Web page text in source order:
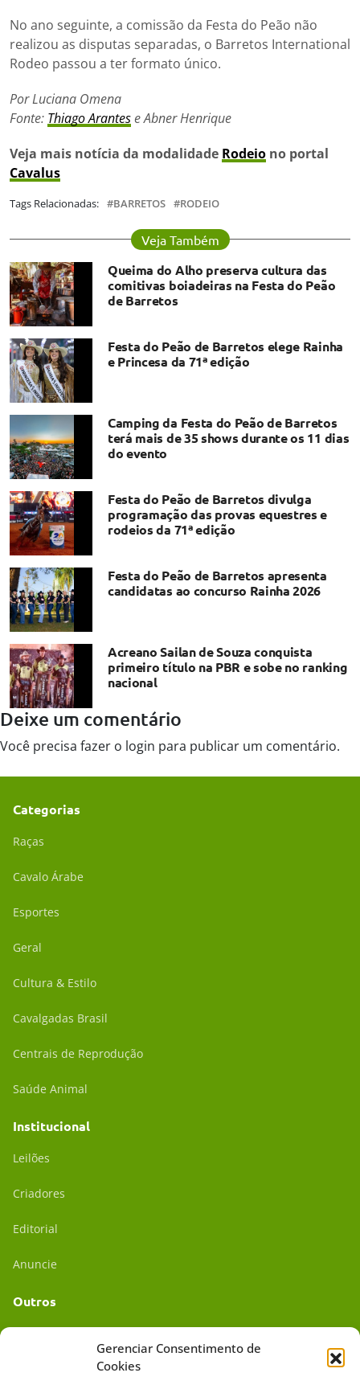
Gerenciar Consentimento de
Cookies
No ano seguinte, a comissão da Festa do Peão não
realizou as disputas separadas, o Barretos International
Rodeo passou a ter formato único.
Por Luciana Omena
Fonte: Thiago Arantese Abner Henrique
Veja mais notícia da modalidade Rodeio no portal
Cavalus
Tags Relacionadas: BARRETOS RODEIO
Veja Também
Queima do Alho preserva cultura das
comitivas boiadeiras na Festa do Peão
de Barretos
Festa do Peão de Barretos elege Rainha
e Princesa da 71ª edição
Camping da Festa do Peão de Barretos
terá mais de 35 shows durante os 11 dias
do evento
Festa do Peão de Barretos divulga
programação das provas equestres e
rodeios da 71ª edição
Festa do Peão de Barretos apresenta
candidatas ao concurso Rainha 2026
Acreano Sailan de Souza conquista
primeiro título na PBR e sobe no ranking
nacional
Deixe um comentário
Você precisa fazer o login para publicar um comentário.
Categorias
Raças
Cavalo Árabe
Esportes
Geral
Cultura & Estilo
Cavalgadas Brasil
Centrais de Reprodução
Saúde Animal
Institucional
Leilões
Criadores
Editorial
Anuncie
Outros